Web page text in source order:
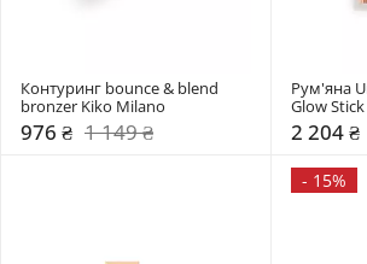
Контуринг bounce & blend
bronzer Kiko Milano
976 ₴ 1 149 ₴
Рум'яна
Glow
2 204 ₴
- 15%